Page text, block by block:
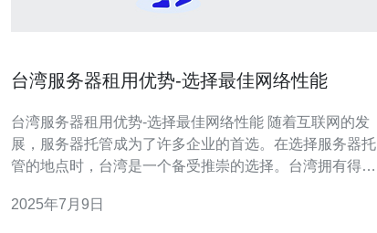
台湾服务器租用优势-选择最佳网络性能
台湾服务器租用优势-选择最佳网络性能 随着互联网的发
展，服务器托管成为了许多企业的首选。在选择服务器托
管的地点时，台湾是一个备受推崇的选择。台湾拥有得天
亚地区。这使得台湾成为了许多企业在亚洲地区进行业务
2025年7月9日